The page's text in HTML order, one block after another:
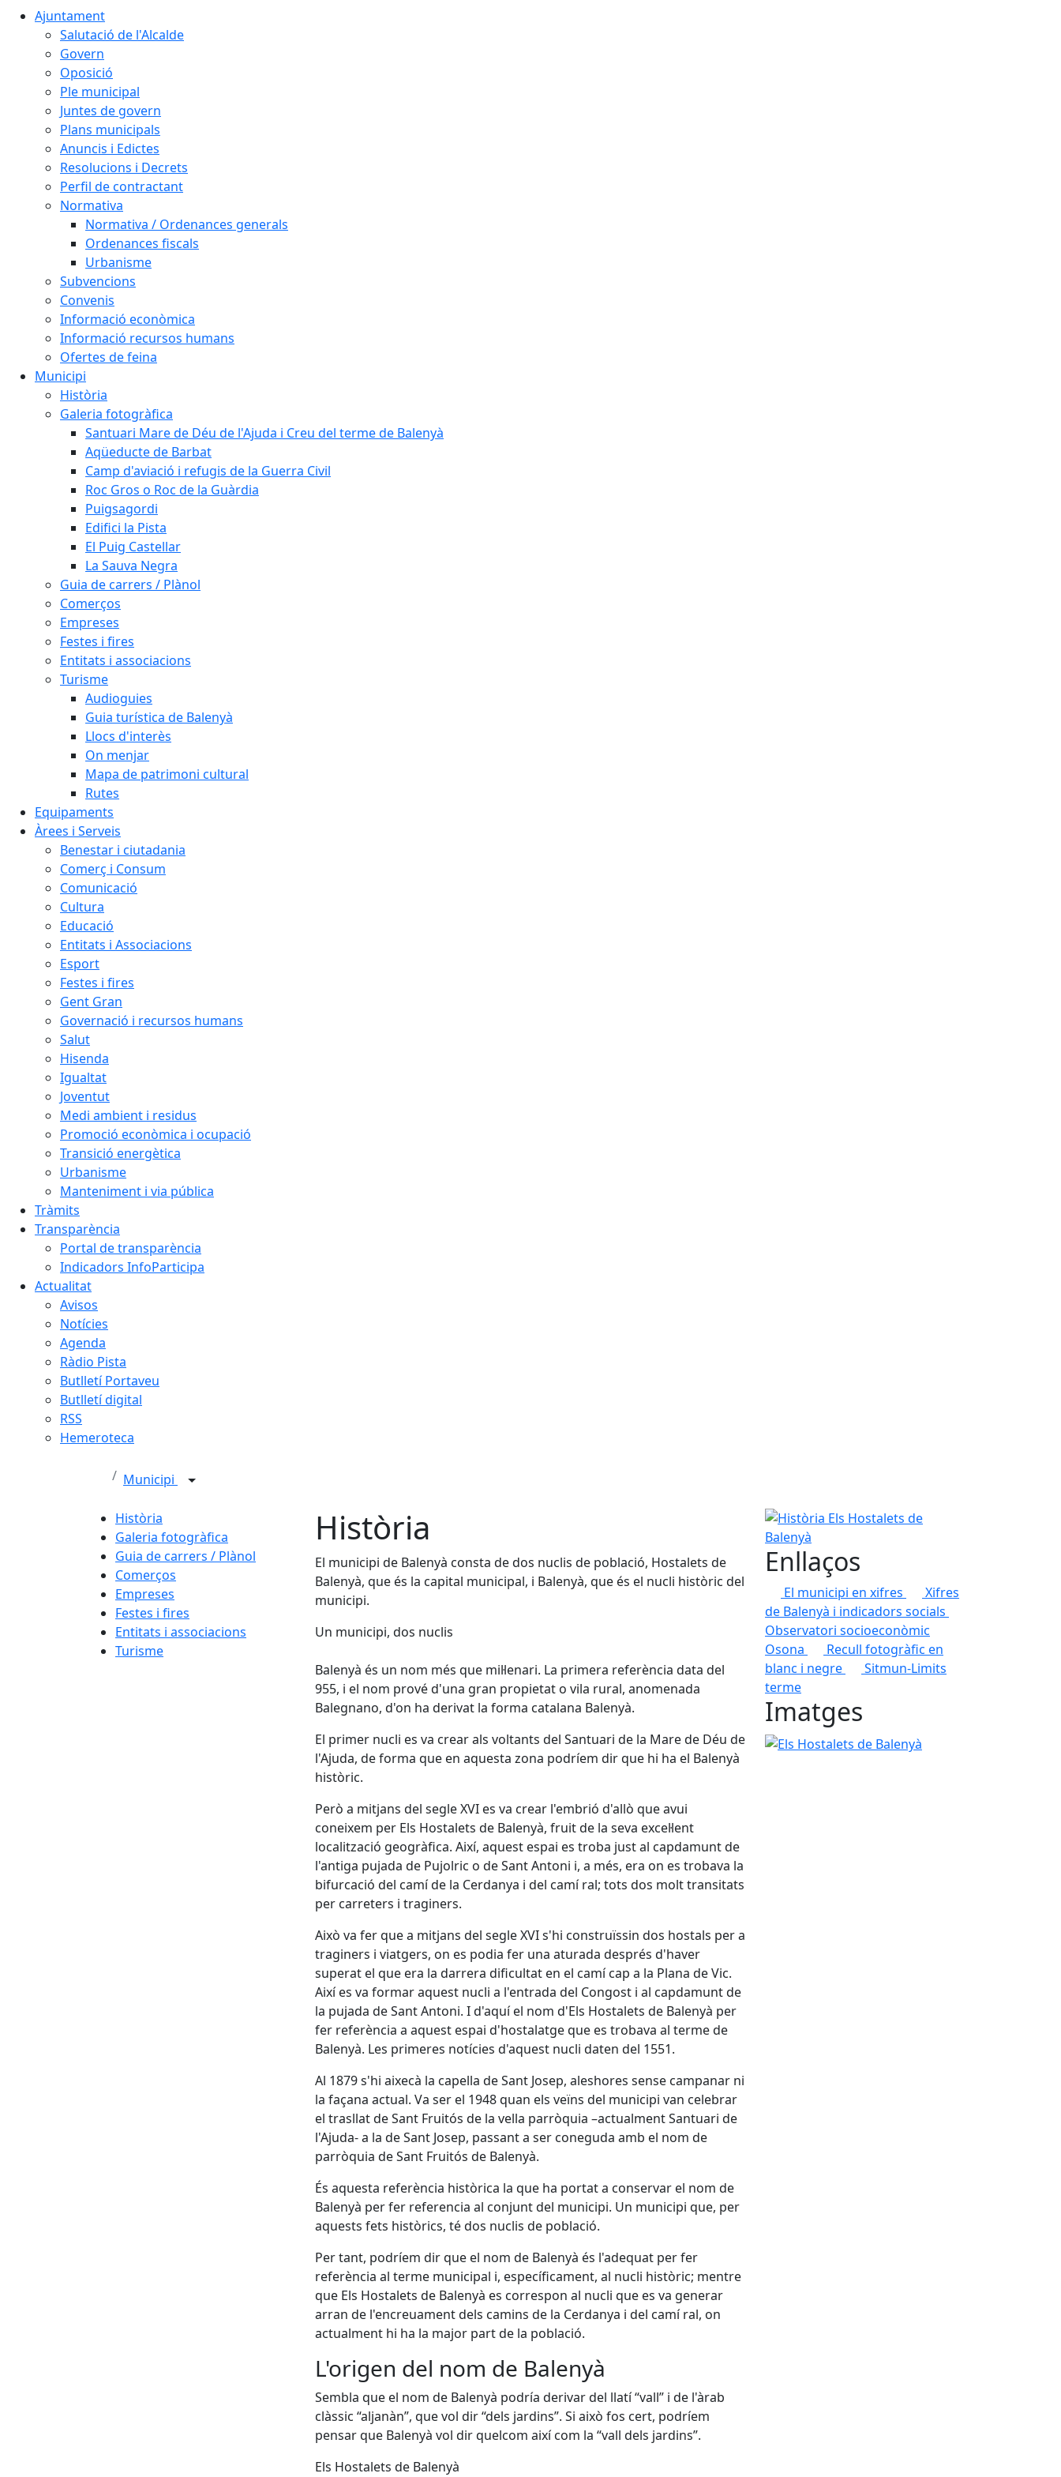
Ajuntament
Salutació de l'Alcalde
Govern
Oposició
Ple municipal
Juntes de govern
Plans municipals
Anuncis i Edictes
Resolucions i Decrets
Perfil de contractant
Normativa
Normativa / Ordenances generals
Ordenances fiscals
Urbanisme
Subvencions
Convenis
Informació econòmica
Informació recursos humans
Ofertes de feina
Municipi
Història
Galeria fotogràfica
Santuari Mare de Déu de l'Ajuda i Creu del terme de Balenyà
Aqüeducte de Barbat
Camp d'aviació i refugis de la Guerra Civil
Roc Gros o Roc de la Guàrdia
Puigsagordi
Edifici la Pista
El Puig Castellar
La Sauva Negra
Guia de carrers / Plànol
Comerços
Empreses
Festes i fires
Entitats i associacions
Turisme
Audioguies
Guia turística de Balenyà
Llocs d'interès
On menjar
Mapa de patrimoni cultural
Rutes
Equipaments
Àrees i Serveis
Benestar i ciutadania
Comerç i Consum
Comunicació
Cultura
Educació
Entitats i Associacions
Esport
Festes i fires
Gent Gran
Governació i recursos humans
Salut
Hisenda
Igualtat
Joventut
Medi ambient i residus
Promoció econòmica i ocupació
Transició energètica
Urbanisme
Manteniment i via pública
Tràmits
Transparència
Portal de transparència
Indicadors InfoParticipa
Actualitat
Avisos
Notícies
Agenda
Ràdio Pista
Butlletí Portaveu
Butlletí digital
RSS
Hemeroteca
Municipi
Història
Galeria fotogràfica
Guia de carrers / Plànol
Comerços
Empreses
Festes i fires
Entitats i associacions
Turisme
Història
El municipi de Balenyà consta de dos nuclis de població, Hostalets de
Balenyà, que és la capital municipal, i Balenyà, que és el nucli històric del
municipi.
Un municipi, dos nuclis
Balenyà és un nom més que mil·lenari. La primera referència data del
955, i el nom prové d'una gran propietat o vila rural, anomenada
Balegnano, d'on ha derivat la forma catalana Balenyà.
El primer nucli es va crear als voltants del Santuari de la Mare de Déu de
l'Ajuda, de forma que en aquesta zona podríem dir que hi ha el Balenyà
històric.
Però a mitjans del segle XVI es va crear l'embrió d'allò que avui
coneixem per Els Hostalets de Balenyà, fruit de la seva excel·lent
localització geogràfica. Així, aquest espai es troba just al capdamunt de
l'antiga pujada de Pujolric o de Sant Antoni i, a més, era on es trobava la
bifurcació del camí de la Cerdanya i del camí ral; tots dos molt transitats
per carreters i traginers.
Això va fer que a mitjans del segle XVI s'hi construïssin dos hostals per a
traginers i viatgers, on es podia fer una aturada després d'haver
superat el que era la darrera dificultat en el camí cap a la Plana de Vic.
Així es va formar aquest nucli a l'entrada del Congost i al capdamunt de
la pujada de Sant Antoni. I d'aquí el nom d'Els Hostalets de Balenyà per
fer referència a aquest espai d'hostalatge que es trobava al terme de
Balenyà. Les primeres notícies d'aquest nucli daten del 1551.
Al 1879 s'hi aixecà la capella de Sant Josep, aleshores sense campanar ni
la façana actual. Va ser el 1948 quan els veïns del municipi van celebrar
el trasllat de Sant Fruitós de la vella parròquia –actualment Santuari de
l'Ajuda- a la de Sant Josep, passant a ser coneguda amb el nom de
parròquia de Sant Fruitós de Balenyà.
És aquesta referència històrica la que ha portat a conservar el nom de
Balenyà per fer referencia al conjunt del municipi. Un municipi que, per
aquests fets històrics, té dos nuclis de població.
Per tant, podríem dir que el nom de Balenyà és l'adequat per fer
referència al terme municipal i, específicament, al nucli històric; mentre
que Els Hostalets de Balenyà es correspon al nucli que es va generar
arran de l'encreuament dels camins de la Cerdanya i del camí ral, on
actualment hi ha la major part de la població.
L'origen del nom de Balenyà
Sembla que el nom de Balenyà podría derivar del llatí “vall” i de l'àrab
clàssic “aljanàn”, que vol dir “dels jardins”. Si això fos cert, podríem
pensar que Balenyà vol dir quelcom així com la “vall dels jardins”.
Els Hostalets de Balenyà
Història Els Hostalets de Balenyà
Enllaços
El municipi en xifres
Xifres
de Balenyà i indicadors socials
Observatori socioeconòmic
Osona
Recull fotogràfic en
blanc i negre
Sitmun-Limits
terme
Imatges
Els Hostalets de Balenyà